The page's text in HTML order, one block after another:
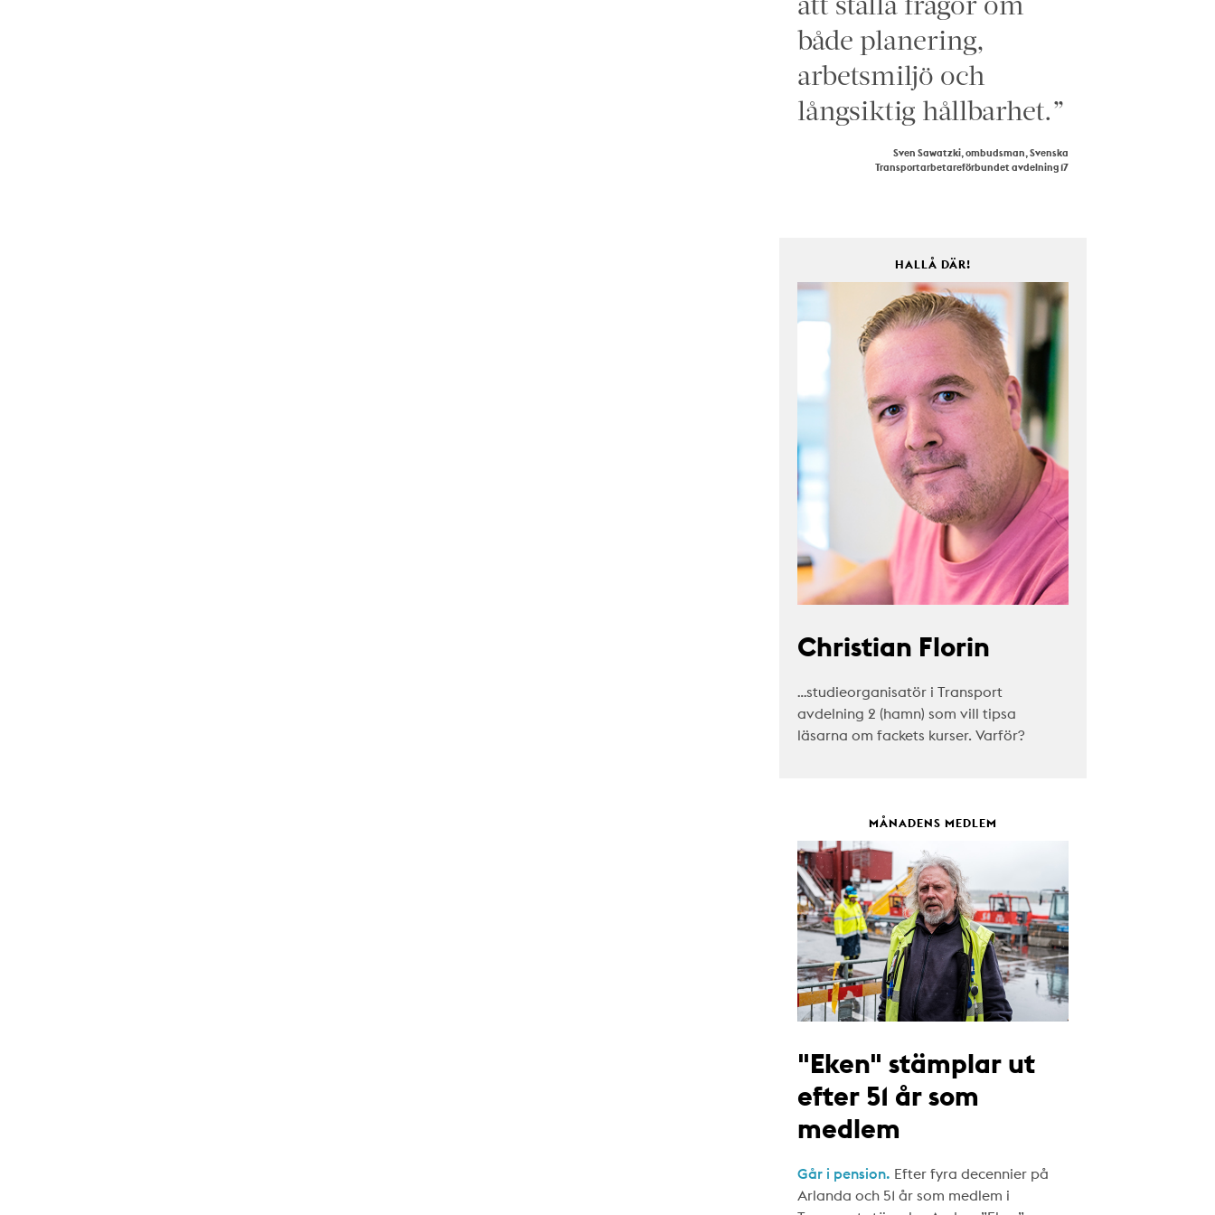
både planering,
arbetsmiljö och
långsiktig hållbarhet.”
Sven Sawatzki, ombudsman, Svenska
Transportarbetareförbundet avdelning 17
HALLÅ DÄR!
Christian Florin
…studieorganisatör i Transport
avdelning 2 (hamn) som vill tipsa
läsarna om fackets kurser. Varför?
MÅNADENS MEDLEM
"Eken" stämplar ut
efter 51 år som
medlem
Går i pension. Efter fyra decennier på
Arlanda och 51 år som medlem i